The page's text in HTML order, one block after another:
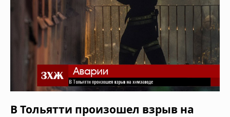
В Тольятти произошел взрыв на